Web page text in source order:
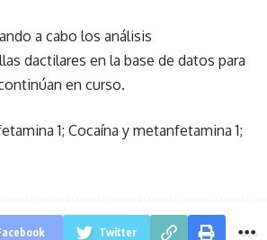
a cabo los análisis
dactilares en la base de datos para
en curso.
1; Cocaína y metanfetamina 1;
Twitter